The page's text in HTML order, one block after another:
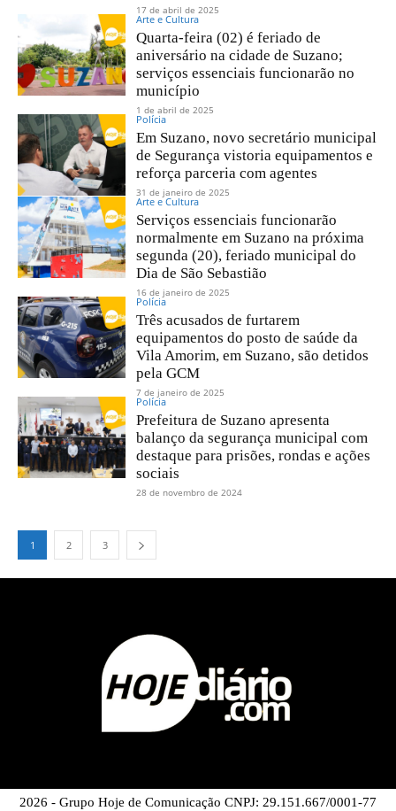
17 de abril de 2025
Arte e Cultura
Quarta-feira (02) é feriado de
aniversário na cidade de Suzano;
serviços essenciais funcionarão no
município
1 de abril de 2025
Polícia
Em Suzano, novo secretário municipal
de Segurança vistoria equipamentos e
reforça parceria com agentes
31 de janeiro de 2025
Arte e Cultura
Serviços essenciais funcionarão
normalmente em Suzano na próxima
segunda (20), feriado municipal do
Dia de São Sebastião
16 de janeiro de 2025
Polícia
Três acusados de furtarem
equipamentos do posto de saúde da
Vila Amorim, em Suzano, são detidos
pela GCM
7 de janeiro de 2025
Polícia
Prefeitura de Suzano apresenta
balanço da segurança municipal com
destaque para prisões, rondas e ações
sociais
28 de novembro de 2024
1 2 3
2026 - Grupo Hoje de Comunicação CNPJ: 29.151.667/0001-77